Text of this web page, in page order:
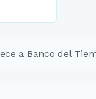
a Banco del